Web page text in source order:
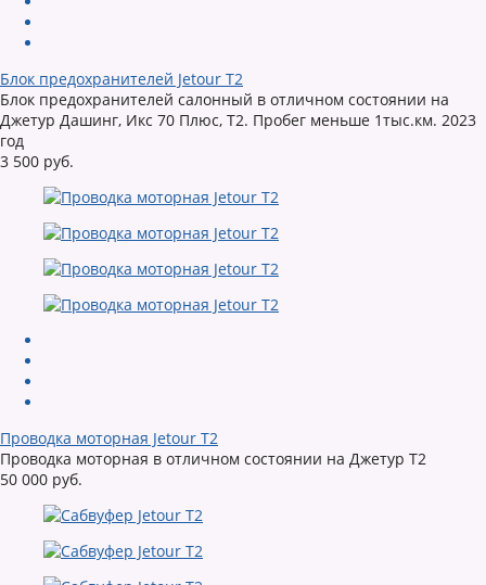
Блок предохранителей Jetour T2
Блок предохранителей салонный в отличном состоянии на
Джетур Дашинг, Икс 70 Плюс, Т2. Пробег меньше 1тыс.км. 2023
год
3 500 руб.
Проводка моторная Jetour T2
Проводка моторная в отличном состоянии на Джетур Т2
50 000 руб.